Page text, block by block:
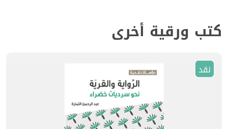
كتب ورقية أخرى
نقد